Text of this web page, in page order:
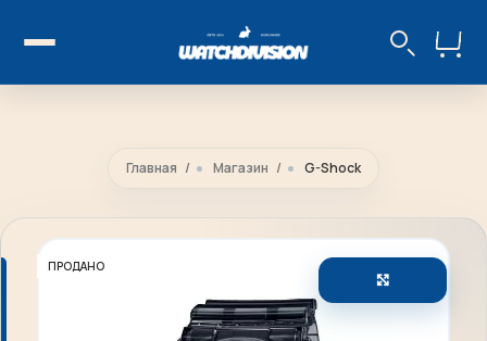
Главная Магазин G-Shock
ПРОДАНО